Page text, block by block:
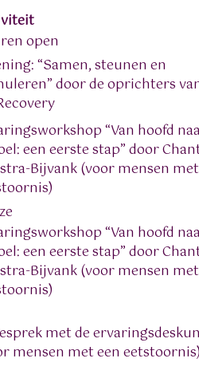
open
“Samen, steunen en
door de oprichters
“Van hoofd
een eerste stap” door
Bijvank (voor mensen
“Van hoofd
een eerste stap” door
Bijvank (voor mensen
met de
mensen met een eetstoornis)